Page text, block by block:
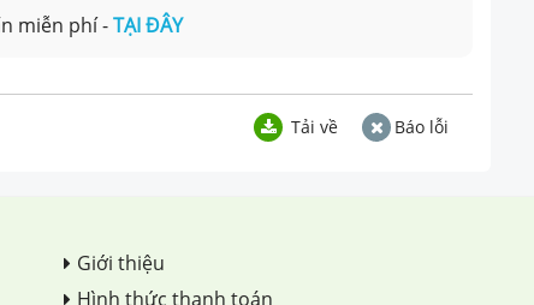
miễn phí -TẠI ĐÂY
Tải về Báo lỗi
Giới thiệu
Hình thức thanh toán